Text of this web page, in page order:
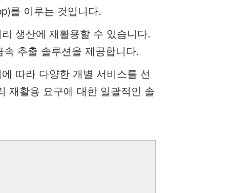
를 이루는 것입니다.
생산에 재활용할 수 있습니다.
추출 솔루션을 제공합니다.
따라 다양한 개별 서비스를 선
재활용 요구에 대한 일괄적인 솔